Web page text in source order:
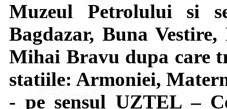
Muzeul Petrolului si
Bagdazar, Buna
Mihai Bravu dupa care
statiile: Armoniei,
- pe sensul UZTEL –